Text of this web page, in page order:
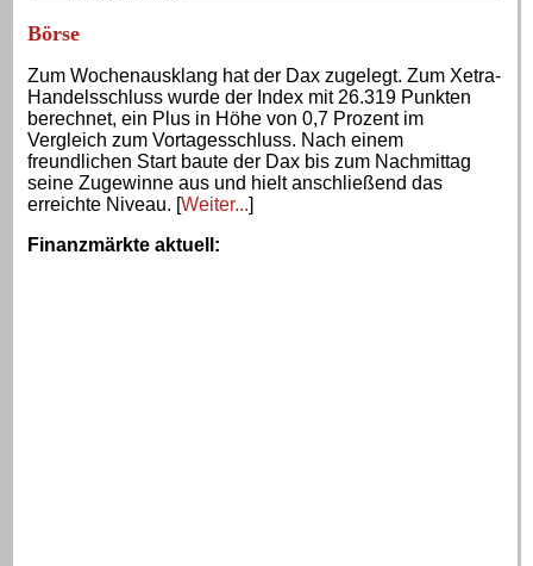
Börse
Zum Wochenausklang hat der Dax zugelegt. Zum Xetra-
Handelsschluss wurde der Index mit 26.319 Punkten
berechnet, ein Plus in Höhe von 0,7 Prozent im
Vergleich zum Vortagesschluss. Nach einem
freundlichen Start baute der Dax bis zum Nachmittag
seine Zugewinne aus und hielt anschließend das
erreichte Niveau. [Weiter...]
Finanzmärkte aktuell :